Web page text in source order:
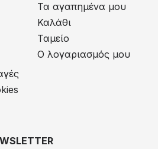
Τα αγαπημένα μου
Καλάθι
Ταμείο
Ο λογαριασμός μου